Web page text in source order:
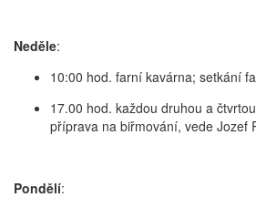
Neděle:
10:00 hod. farní kavárna; setkání
17.00 hod. každou druhou a
příprava na biřmování, vede Jozef
Pondělí: